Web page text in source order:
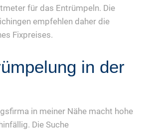
für das Entrümpeln. Die
empfehlen daher die
Fixpreises.
in der
in meiner Nähe macht hohe
Die Suche